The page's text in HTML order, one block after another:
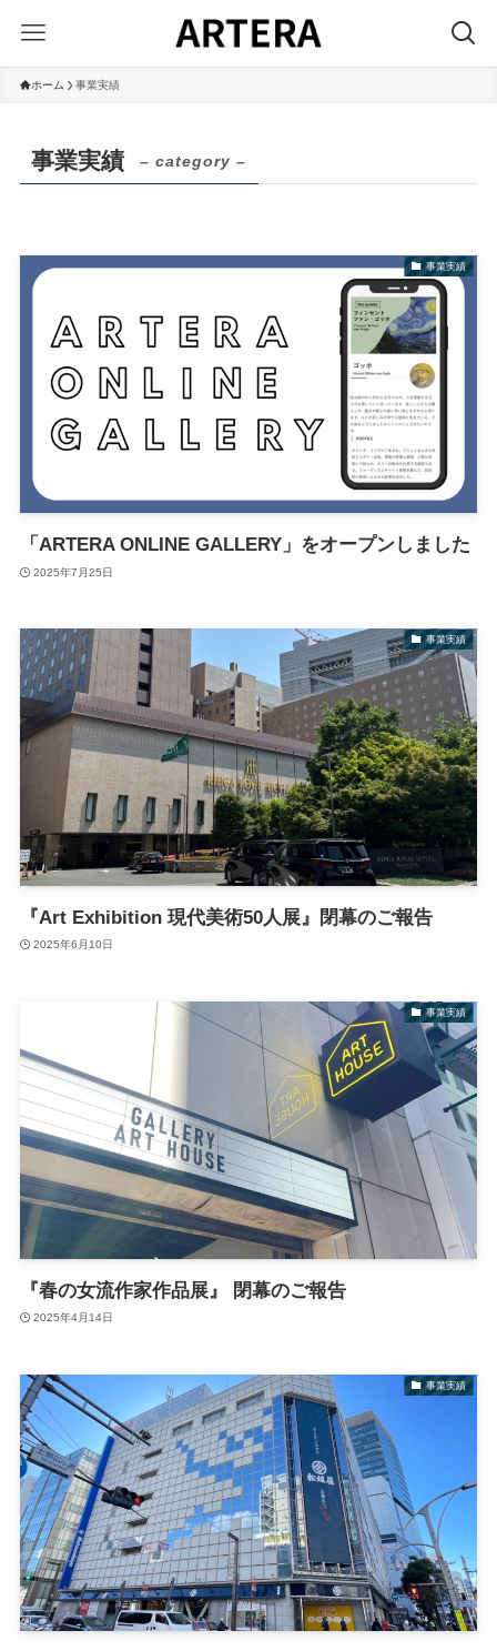
ホーム 事業実績
事業実績 – category –
事業実績
「ARTERA ONLINE GALLERY」をオープンしました
2025年7月25日
事業実績
『Art Exhibition 現代美術50人展』閉幕のご報告
2025年6月10日
事業実績
『春の女流作家作品展』 閉幕のご報告
2025年4月14日
事業実績